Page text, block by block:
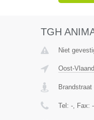
TGH
Niet
Oost-
Brandstraat
Tel: -, Fax: -